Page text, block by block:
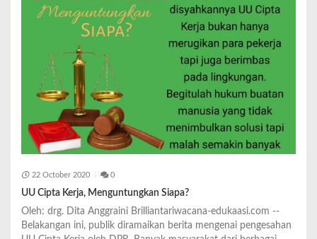
22 October 2020 0
UU Cipta Kerja, Menguntungkan Siapa?
Oleh: drg. Dita Anggraini Brilliantariwacana-edukaasi.com --
Belakangan ini, publik diramaikan berita mengenai pengesahan